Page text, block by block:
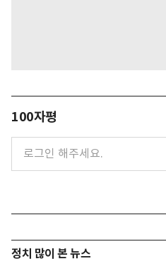
100자평
정치 많이 본 뉴스